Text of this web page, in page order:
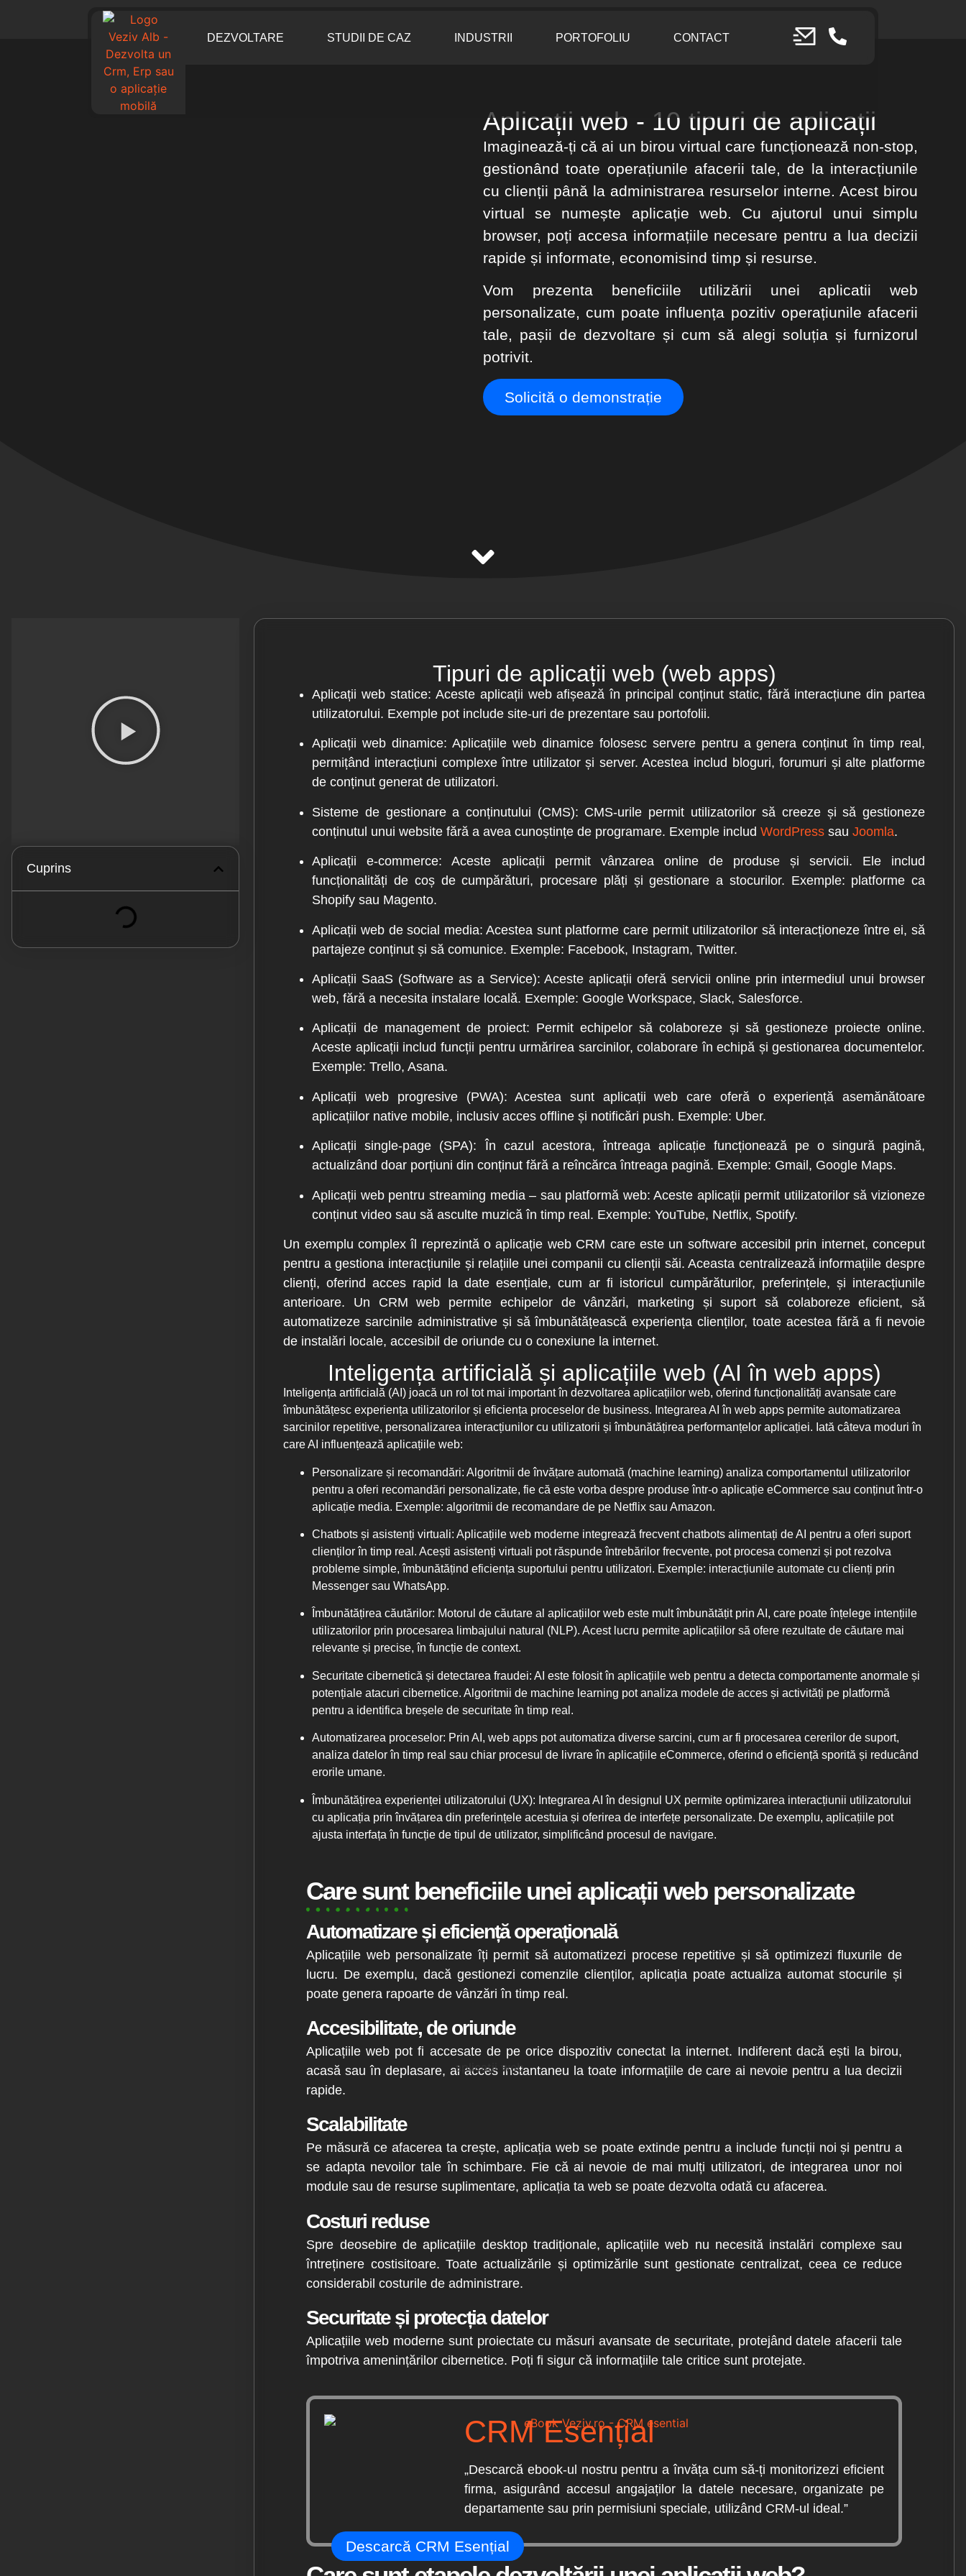
DEZVOLTARE STUDII DE CAZ INDUSTRII PORTOFOLIU CONTACT
Aplicații web - 10 tipuri de aplicații
Imaginează-ți că ai un birou virtual care funcționează non-stop,
gestionând toate operațiunile afacerii tale, de la interacțiunile
cu clienții până la administrarea resurselor interne. Acest birou
virtual se numește aplicație web. Cu ajutorul unui simplu
browser, poți accesa informațiile necesare pentru a lua decizii
rapide și informate, economisind timp și resurse.
Vom prezenta beneficiile utilizării unei aplicatii web
personalizate, cum poate influența pozitiv operațiunile afacerii
tale, pașii de dezvoltare și cum să alegi soluția și furnizorul
potrivit.
Solicită o demonstrație
Cuprins
Tipuri de aplicații web (web apps)
Aplicații web statice: Aceste aplicații web afișează în principal conținut static, fără interacțiune din partea
utilizatorului. Exemple pot include site-uri de prezentare sau portofolii.
Aplicații web dinamice: Aplicațiile web dinamice folosesc servere pentru a genera conținut în timp real,
permițând interacțiuni complexe între utilizator și server. Acestea includ bloguri, forumuri și alte platforme
de conținut generat de utilizatori.
Sisteme de gestionare a conținutului (CMS): CMS-urile permit utilizatorilor să creeze și să gestioneze
conținutul unui website fără a avea cunoștințe de programare. Exemple includWordPress sauJoomla.
Aplicații e-commerce: Aceste aplicații permit vânzarea online de produse și servicii. Ele includ
funcționalități de coș de cumpărături, procesare plăți și gestionare a stocurilor. Exemple: platforme ca
Shopify sau Magento.
Aplicații web de social media: Acestea sunt platforme care permit utilizatorilor să interacționeze între ei, să
partajeze conținut și să comunice. Exemple: Facebook, Instagram, Twitter.
Aplicații SaaS (Software as a Service): Aceste aplicații oferă servicii online prin intermediul unui browser
web, fără a necesita instalare locală. Exemple: Google Workspace, Slack, Salesforce.
Aplicații de management de proiect: Permit echipelor să colaboreze și să gestioneze proiecte online.
Aceste aplicații includ funcții pentru urmărirea sarcinilor, colaborare în echipă și gestionarea documentelor.
Exemple: Trello, Asana.
Aplicații web progresive (PWA): Acestea sunt aplicații web care oferă o experiență asemănătoare
aplicațiilor native mobile, inclusiv acces offline și notificări push. Exemple: Uber.
Aplicații single-page (SPA): În cazul acestora, întreaga aplicație funcționează pe o singură pagină,
actualizând doar porțiuni din conținut fără a reîncărca întreaga pagină. Exemple: Gmail, Google Maps.
Aplicații web pentru streaming media – sau platformă web: Aceste aplicații permit utilizatorilor să vizioneze
conținut video sau să asculte muzică în timp real. Exemple: YouTube, Netflix, Spotify.
Un exemplu complex îl reprezintă o aplicație web CRM care este un software accesibil prin internet, conceput
pentru a gestiona interacțiunile și relațiile unei companii cu clienții săi. Aceasta centralizează informațiile despre
clienți, oferind acces rapid la date esențiale, cum ar fi istoricul cumpărăturilor, preferințele, și interacțiunile
anterioare. Un CRM web permite echipelor de vânzări, marketing și suport să colaboreze eficient, să
automatizeze sarcinile administrative și să îmbunătățească experiența clienților, toate acestea fără a fi nevoie
de instalări locale, accesibil de oriunde cu o conexiune la internet.
Inteligența artificială și aplicațiile web (AI în web apps)
Inteligența artificială (AI) joacă un rol tot mai important în dezvoltarea aplicațiilor web, oferind funcționalități avansate care
îmbunătățesc experiența utilizatorilor și eficiența proceselor de business. Integrarea AI în web apps permite automatizarea
sarcinilor repetitive, personalizarea interacțiunilor cu utilizatorii și îmbunătățirea performanțelor aplicației. Iată câteva moduri în
care AI influențează aplicațiile web:
Personalizare și recomandări: Algoritmii de învățare automată (machine learning) analiza comportamentul utilizatorilor
pentru a oferi recomandări personalizate, fie că este vorba despre produse într-o aplicație eCommerce sau conținut într-o
aplicație media. Exemple: algoritmii de recomandare de pe Netflix sau Amazon.
Chatbots și asistenți virtuali: Aplicațiile web moderne integrează frecvent chatbots alimentați de AI pentru a oferi suport
clienților în timp real. Acești asistenți virtuali pot răspunde întrebărilor frecvente, pot procesa comenzi și pot rezolva
probleme simple, îmbunătățind eficiența suportului pentru utilizatori. Exemple: interacțiunile automate cu clienți prin
Messenger sau WhatsApp.
Îmbunătățirea căutărilor: Motorul de căutare al aplicațiilor web este mult îmbunătățit prin AI, care poate înțelege intențiile
utilizatorilor prin procesarea limbajului natural (NLP). Acest lucru permite aplicațiilor să ofere rezultate de căutare mai
relevante și precise, în funcție de context.
Securitate cibernetică și detectarea fraudei: AI este folosit în aplicațiile web pentru a detecta comportamente anormale și
potențiale atacuri cibernetice. Algoritmii de machine learning pot analiza modele de acces și activități pe platformă
pentru a identifica breșele de securitate în timp real.
Automatizarea proceselor: Prin AI, web apps pot automatiza diverse sarcini, cum ar fi procesarea cererilor de suport,
analiza datelor în timp real sau chiar procesul de livrare în aplicațiile eCommerce, oferind o eficiență sporită și reducând
erorile umane.
Îmbunătățirea experienței utilizatorului (UX): Integrarea AI în designul UX permite optimizarea interacțiunii utilizatorului
cu aplicația prin învățarea din preferințele acestuia și oferirea de interfețe personalizate. De exemplu, aplicațiile pot
ajusta interfața în funcție de tipul de utilizator, simplificând procesul de navigare.
Care sunt beneficiile unei aplicații web personalizate
Automatizare și eficiență operațională
Aplicațiile web personalizate îți permit să automatizezi procese repetitive și să optimizezi fluxurile de
lucru. De exemplu, dacă gestionezi comenzile clienților, aplicația poate actualiza automat stocurile și
poate genera rapoarte de vânzări în timp real.
Accesibilitate, de oriunde
Aplicațiile web pot fi accesate de pe orice dispozitiv conectat la internet. Indiferent dacă ești la birou,
acasă sau în deplasare, ai acces instantaneu la toate informațiile de care ai nevoie pentru a lua decizii
rapide.
Scalabilitate
Pe măsură ce afacerea ta crește, aplicația web se poate extinde pentru a include funcții noi și pentru a
se adapta nevoilor tale în schimbare. Fie că ai nevoie de mai mulți utilizatori, de integrarea unor noi
module sau de resurse suplimentare, aplicația ta web se poate dezvolta odată cu afacerea.
Costuri reduse
Spre deosebire de aplicațiile desktop tradiționale, aplicațiile web nu necesită instalări complexe sau
întreținere costisitoare. Toate actualizările și optimizările sunt gestionate centralizat, ceea ce reduce
considerabil costurile de administrare.
Securitate și protecția datelor
Aplicațiile web moderne sunt proiectate cu măsuri avansate de securitate, protejând datele afacerii tale
împotriva amenințărilor cibernetice. Poți fi sigur că informațiile tale critice sunt protejate.
CRM Esențial
„Descarcă ebook-ul nostru pentru a învăța cum să-ți monitorizezi eficient
firma, asigurând accesul angajaților la datele necesare, organizate pe
departamente sau prin permisiuni speciale, utilizând CRM-ul ideal.”
Descarcă CRM Esențial